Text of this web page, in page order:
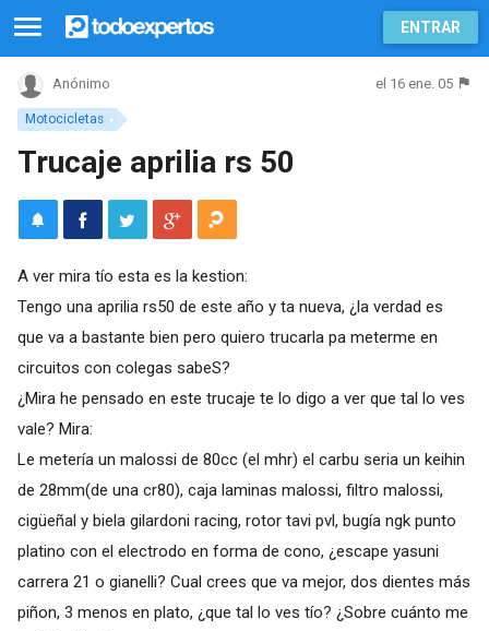
ENTRAR
Motocicletas
Anónimo el 16 ene. 05
Trucaje aprilia rs 50
A ver mira tío esta es la kestion:
Tengo una aprilia rs50 de este año y ta nueva, ¿la verdad es
que va a bastante bien pero quiero trucarla pa meterme en
circuitos con colegas sabeS?
¿Mira he pensado en este trucaje te lo digo a ver que tal lo ves
vale? Mira:
Le metería un malossi de 80cc (el mhr) el carbu seria un keihin
de 28mm(de una cr80), caja laminas malossi, filtro malossi,
cigüeñal y biela gilardoni racing, rotor tavi pvl, bugía ngk punto
platino con el electrodo en forma de cono, ¿escape yasuni
carrera 21 o gianelli? Cual crees que va mejor, dos dientes más
piñon, 3 menos en plato, ¿que tal lo ves tío? ¿Sobre cuánto me